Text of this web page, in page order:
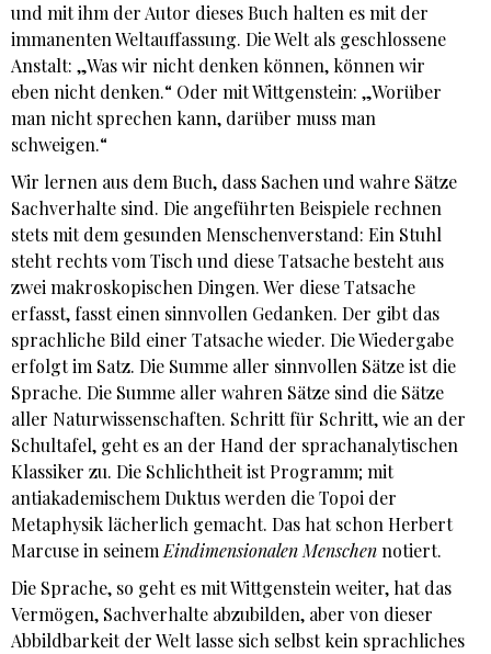
und mit ihm der Autor dieses Buch halten es mit der
immanenten Weltauffassung. Die Welt als geschlossene
Anstalt: „Was wir nicht denken können, können wir
eben nicht denken.“ Oder mit Wittgenstein: „Worüber
man nicht sprechen kann, darüber muss man
schweigen.“
Wir lernen aus dem Buch, dass Sachen und wahre Sätze
Sachverhalte sind. Die angeführten Beispiele rechnen
stets mit dem gesunden Menschenverstand: Ein Stuhl
steht rechts vom Tisch und diese Tatsache besteht aus
zwei makroskopischen Dingen. Wer diese Tatsache
erfasst, fasst einen sinnvollen Gedanken. Der gibt das
sprachliche Bild einer Tatsache wieder. Die Wiedergabe
erfolgt im Satz. Die Summe aller sinnvollen Sätze ist die
Sprache. Die Summe aller wahren Sätze sind die Sätze
aller Naturwissenschaften. Schritt für Schritt, wie an der
Schultafel, geht es an der Hand der sprachanalytischen
Klassiker zu. Die Schlichtheit ist Programm; mit
antiakademischem Duktus werden die Topoi der
Metaphysik lächerlich gemacht. Das hat schon Herbert
Marcuse in seinemEindimensionalen Menschennotiert.
Die Sprache, so geht es mit Wittgenstein weiter, hat das
Vermögen, Sachverhalte abzubilden, aber von dieser
Abbildbarkeit der Welt lasse sich selbst kein sprachliches